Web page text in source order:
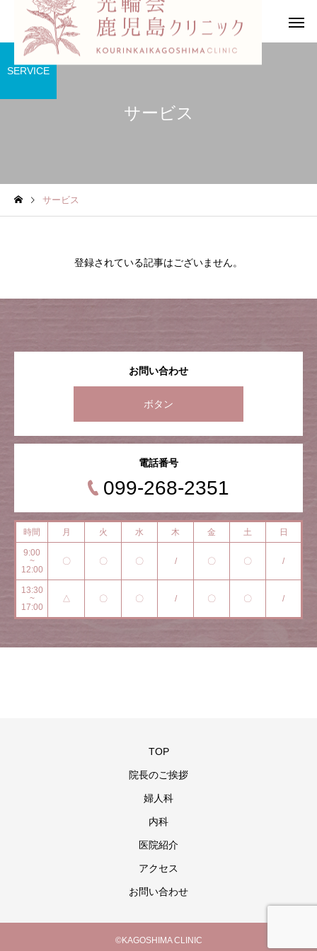
HP公開しました
サービス
SERVICE
サービス
登録されている記事はございません。
お問い合わせ
ボタン
電話番号
099-268-2351
時間 月 火 水 木 金 土 日
9:00
~
12:00
〇 〇 〇 / 〇 〇 /
13:30
~
17:00
△ 〇 〇 / 〇 〇 /
TOP
院長のご挨拶
婦人科
内科
医院紹介
アクセス
お問い合わせ
©KAGOSHIMA CLINIC